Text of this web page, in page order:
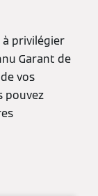
à privilégier
Garant de
vos
pouvez